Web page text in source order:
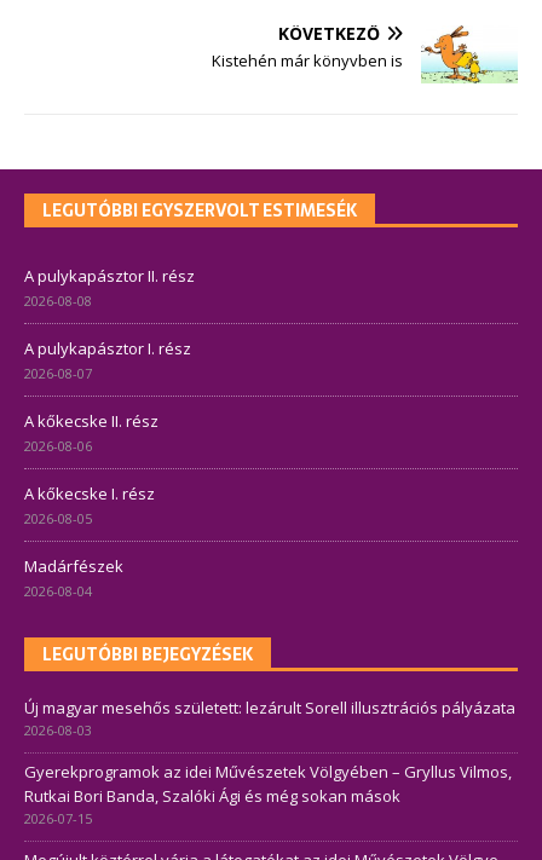
KÖVETKEZŐ
Kistehén már könyvben is
LEGUTÓBBI EGYSZERVOLT ESTIMESÉK
A pulykapásztor II. rész
2026-08-08
A pulykapásztor I. rész
2026-08-07
A kőkecske II. rész
2026-08-06
A kőkecske I. rész
2026-08-05
Madárfészek
2026-08-04
LEGUTÓBBI BEJEGYZÉSEK
Új magyar mesehős született: lezárult Sorell illusztrációs pályázata
2026-08-03
Gyerekprogramok az idei Művészetek Völgyében – Gryllus Vilmos,
Rutkai Bori Banda, Szalóki Ági és még sokan mások
2026-07-15